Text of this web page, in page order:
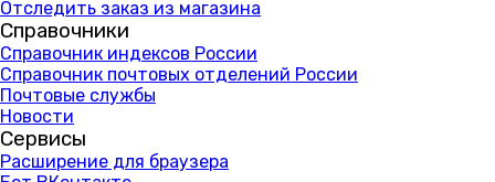
Отследить заказ из магазина
Справочники
Справочник индексов России
Справочник почтовых отделений России
Почтовые службы
Новости
Сервисы
Расширение для браузера